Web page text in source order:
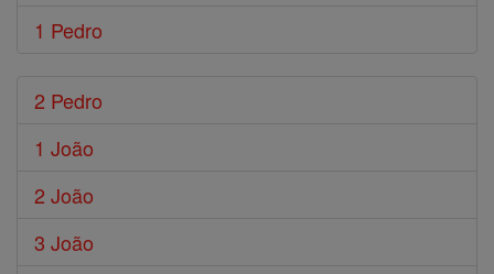
1 Pedro
2 Pedro
1 João
2 João
3 João